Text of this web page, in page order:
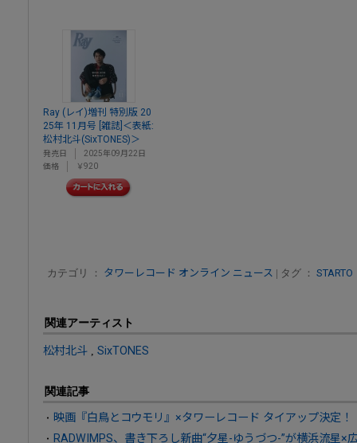
Ray (レイ)増刊 特別版 20
25年 11月号 [雑誌]＜表紙:
松村北斗(SixTONES)＞
発売日
2025年09月22日
価格
￥920
カテゴリ ： タワーレコード オンライン ニュース | タグ ： STARTO
関連アーティスト
松村北斗 SixTONES
関連記事
映画『白鳥とコウモリ』×タワーレコード タイアップ決定！
RADWIMPS、書き下ろし新曲“夕星-ゆうづつ-”が横浜流星×